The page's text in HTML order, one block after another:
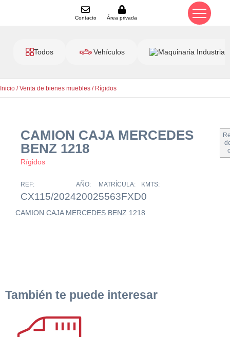
Contacto Área privada
Todos Vehículos Maquinaria Industrial
Inicio /Venta de bienes muebles / Rígidos
CAMION CAJA MERCEDES
BENZ 1218
Rígidos
REF:
CX115/2024
AÑO:
2002
MATRÍCULA:
5563FXD
KMTS:
0
CAMION CAJA MERCEDES BENZ 1218
También te puede interesar